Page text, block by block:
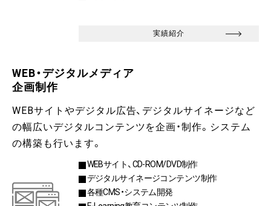
実績紹介
WEB・デジタルメディア
企画制作
WEBサイトやデジタル広告、デジタルサイネージなど
の幅広いデジタルコンテンツを企画・制作。システム
の構築も行います。
WEBサイト、CD-ROM/DVD制作
デジタルサイネージコンテンツ制作
各種CMS・システム開発